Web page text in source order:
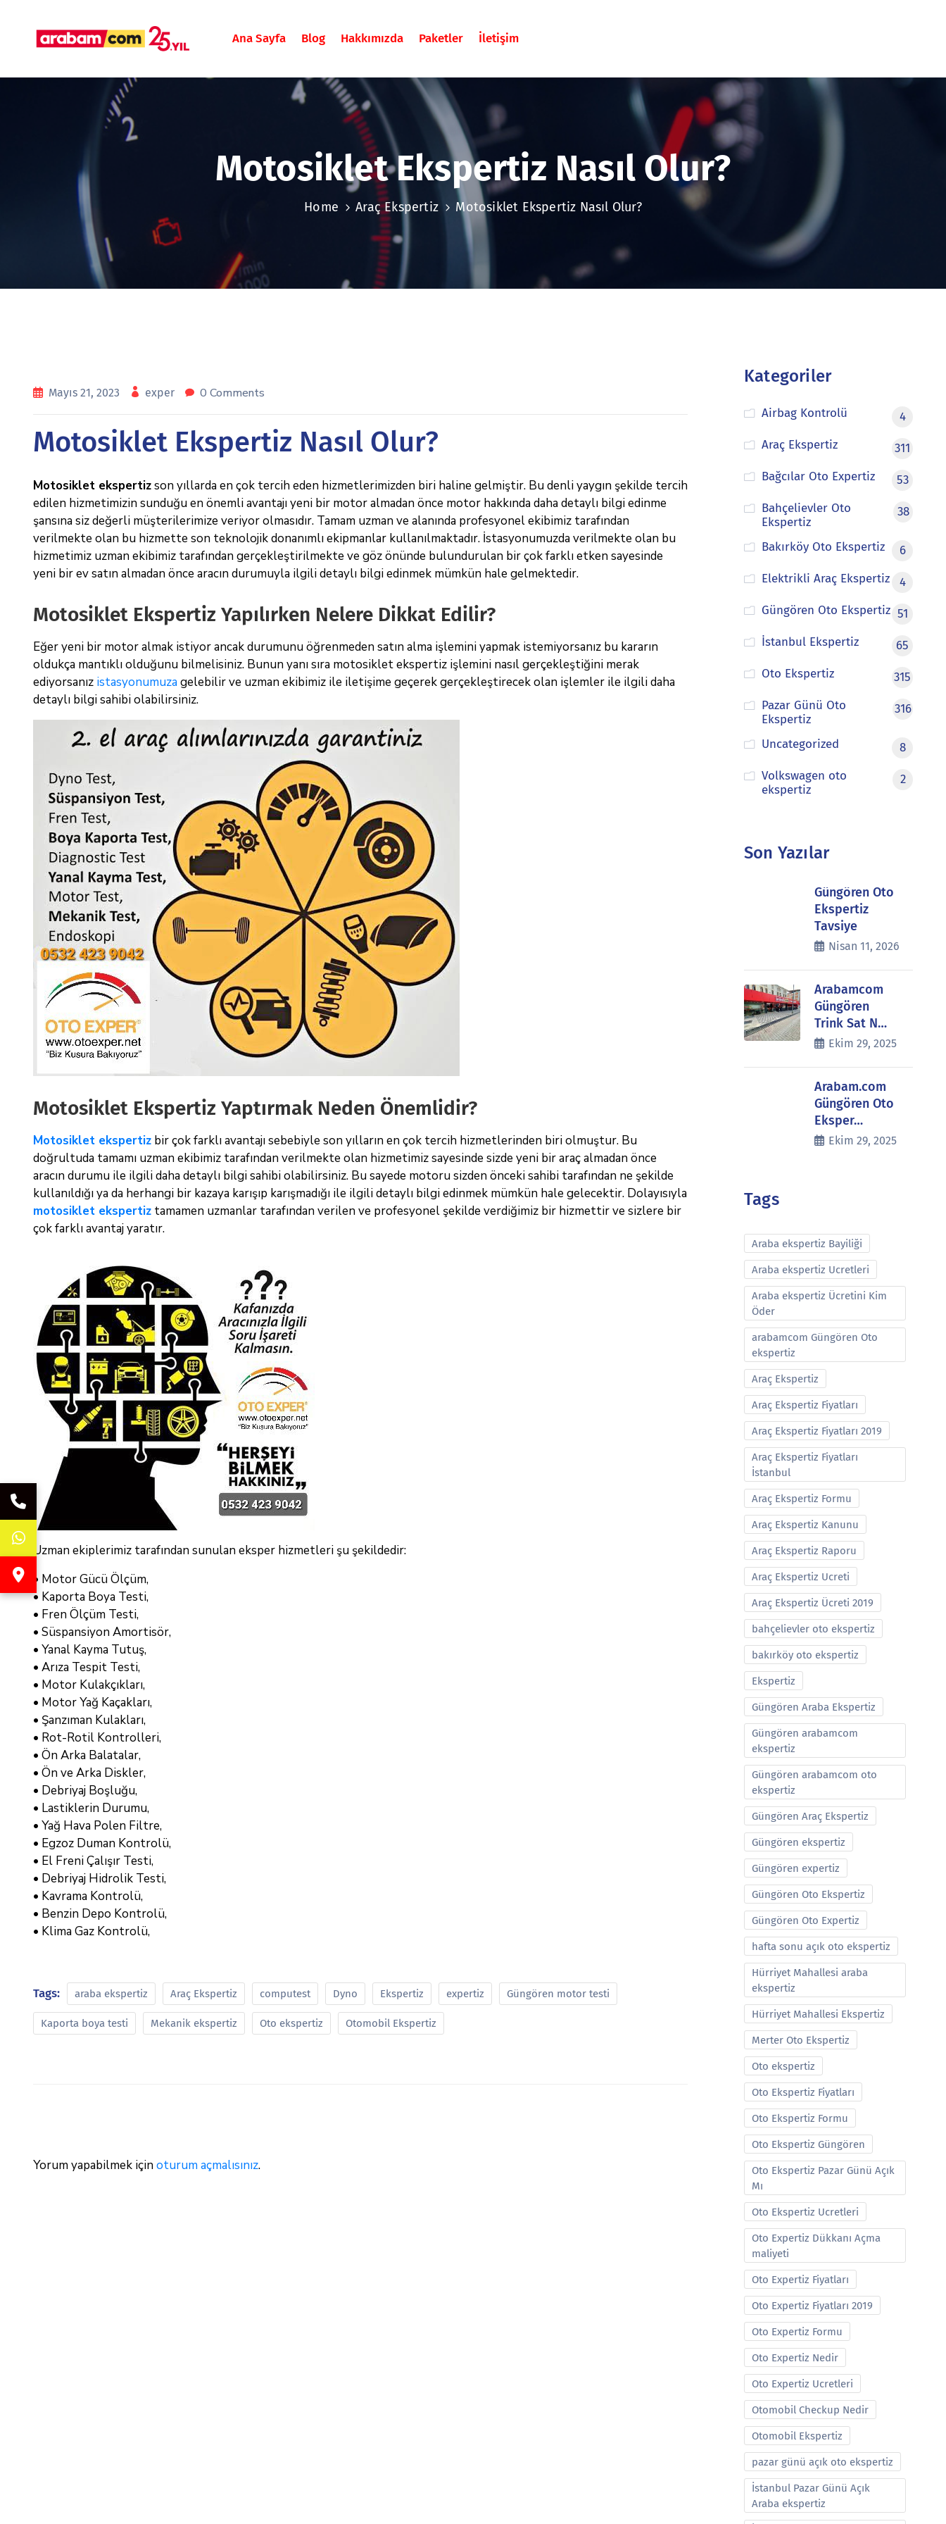
Ana Sayfa Blog Hakkımızda Paketler İletişim
Motosiklet Ekspertiz Nasıl Olur?
Home Araç Ekspertiz Motosiklet Ekspertiz Nasıl Olur?
Mayıs 21, 2023 exper 0 Comments
Motosiklet Ekspertiz Nasıl Olur?
Motosiklet ekspertizson yıllarda en çok tercih eden hizmetlerimizden biri haline gelmiştir. Bu denli yaygın şekilde tercih
edilen hizmetimizin sunduğu en önemli avantajı yeni bir motor almadan önce motor hakkında daha detaylı bilgi edinme
şansına siz değerli müşterilerimize veriyor olmasıdır. Tamam uzman ve alanında profesyonel ekibimiz tarafından
verilmekte olan bu hizmette son teknolojik donanımlı ekipmanlar kullanılmaktadır. İstasyonumuzda verilmekte olan bu
hizmetimiz uzman ekibimiz tarafından gerçekleştirilmekte ve göz önünde bulundurulan bir çok farklı etken sayesinde
yeni bir ev satın almadan önce aracın durumuyla ilgili detaylı bilgi edinmek mümkün hale gelmektedir.
Motosiklet Ekspertiz Yapılırken Nelere Dikkat Edilir?
Eğer yeni bir motor almak istiyor ancak durumunu öğrenmeden satın alma işlemini yapmak istemiyorsanız bu kararın
oldukça mantıklı olduğunu bilmelisiniz. Bunun yanı sıra motosiklet ekspertiz işlemini nasıl gerçekleştiğini merak
ediyorsanız istasyonumuzagelebilir ve uzman ekibimiz ile iletişime geçerek gerçekleştirecek olan işlemler ile ilgili daha
detaylı bilgi sahibi olabilirsiniz.
Motosiklet Ekspertiz Yaptırmak Neden Önemlidir?
Motosiklet ekspertiz bir çok farklı avantajı sebebiyle son yılların en çok tercih hizmetlerinden biri olmuştur. Bu
doğrultuda tamamı uzman ekibimiz tarafından verilmekte olan hizmetimiz sayesinde sizde yeni bir araç almadan önce
aracın durumu ile ilgili daha detaylı bilgi sahibi olabilirsiniz. Bu sayede motoru sizden önceki sahibi tarafından ne şekilde
kullanıldığı ya da herhangi bir kazaya karışıp karışmadığı ile ilgili detaylı bilgi edinmek mümkün hale gelecektir. Dolayısıyla
motosiklet ekspertiz tamamen uzmanlar tarafından verilen ve profesyonel şekilde verdiğimiz bir hizmettir ve sizlere bir
çok farklı avantaj yaratır.
Uzman ekiplerimiz tarafından sunulan eksper hizmetleri şu şekildedir:
• Motor Gücü Ölçüm,
• Kaporta Boya Testi,
• Fren Ölçüm Testi,
• Süspansiyon Amortisör,
• Yanal Kayma Tutuş,
• Arıza Tespit Testi,
• Motor Kulakçıkları,
• Motor Yağ Kaçakları,
• Şanzıman Kulakları,
• Rot-Rotil Kontrolleri,
• Ön Arka Balatalar,
• Ön ve Arka Diskler,
• Debriyaj Boşluğu,
• Lastiklerin Durumu,
• Yağ Hava Polen Filtre,
• Egzoz Duman Kontrolü,
• El Freni Çalışır Testi,
• Debriyaj Hidrolik Testi,
• Kavrama Kontrolü,
• Benzin Depo Kontrolü,
• Klima Gaz Kontrolü,
Tags: araba ekspertiz Araç Ekspertiz computest Dyno Ekspertiz expertiz Güngören motor testi
Kaporta boya testi Mekanik ekspertiz Oto ekspertiz Otomobil Ekspertiz
Yorum yapabilmek içinoturum açmalısınız.
Kategoriler
Airbag Kontrolü
4
Araç Ekspertiz
311
Bağcılar Oto Expertiz
53
Bahçelievler Oto
Ekspertiz
38
Bakırköy Oto Ekspertiz
6
Elektrikli Araç Ekspertiz
4
Güngören Oto Ekspertiz 51
İstanbul Ekspertiz
65
Oto Ekspertiz
315
Pazar Günü Oto
Ekspertiz
316
Uncategorized
8
Volkswagen oto
ekspertiz
2
Son Yazılar
Güngören Oto
Ekspertiz
Tavsiye
Nisan 11, 2026
Arabamcom
Güngören
Trink Sat N…
Ekim 29, 2025
Arabam.com
Güngören Oto
Eksper…
Ekim 29, 2025
Tags
Araba ekspertiz Bayiliği
Araba ekspertiz Ucretleri
Araba ekspertiz Ücretini Kim
Öder
arabamcom Güngören Oto
ekspertiz
Araç Ekspertiz
Araç Ekspertiz Fiyatları
Araç Ekspertiz Fiyatları 2019
Araç Ekspertiz Fiyatları
İstanbul
Araç Ekspertiz Formu
Araç Ekspertiz Kanunu
Araç Ekspertiz Raporu
Araç Ekspertiz Ucreti
Araç Ekspertiz Ücreti 2019
bahçelievler oto ekspertiz
bakırköy oto ekspertiz
Ekspertiz
Güngören Araba Ekspertiz
Güngören arabamcom
ekspertiz
Güngören arabamcom oto
ekspertiz
Güngören Araç Ekspertiz
Güngören ekspertiz
Güngören expertiz
Güngören Oto Ekspertiz
Güngören Oto Expertiz
hafta sonu açık oto ekspertiz
Hürriyet Mahallesi araba
ekspertiz
Hürriyet Mahallesi Ekspertiz
Merter Oto Ekspertiz
Oto ekspertiz
Oto Ekspertiz Fiyatları
Oto Ekspertiz Formu
Oto Ekspertiz Güngören
Oto Ekspertiz Pazar Günü Açık
Mı
Oto Ekspertiz Ucretleri
Oto Expertiz Dükkanı Açma
maliyeti
Oto Expertiz Fiyatları
Oto Expertiz Fiyatları 2019
Oto Expertiz Formu
Oto Expertiz Nedir
Oto Expertiz Ucretleri
Otomobil Checkup Nedir
Otomobil Ekspertiz
pazar günü açık oto ekspertiz
İstanbul Pazar Günü Açık
Araba ekspertiz